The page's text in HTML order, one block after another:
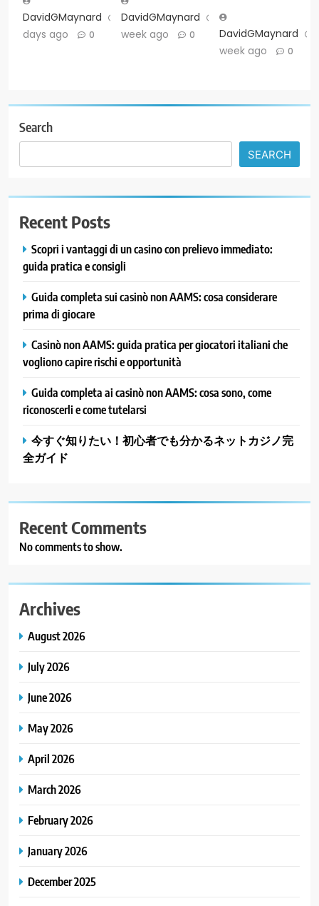
DavidGMaynard
2
days ago
0
DavidGMaynard
1
week ago
0 DavidGMaynard
week ago
0
Search
SEARCH
Recent Posts
Scopri i vantaggi di un casino con prelievo immediato:
guida pratica e consigli
Guida completa sui casinò non AAMS: cosa considerare
prima di giocare
Casinò non AAMS: guida pratica per giocatori italiani che
vogliono capire rischi e opportunità
Guida completa ai casinò non AAMS: cosa sono, come
riconoscerli e come tutelarsi
今すぐ知りたい！初心者でも分かるネットカジノ完
全ガイド
Recent Comments
No comments to show.
Archives
August 2026
July 2026
June 2026
May 2026
April 2026
March 2026
February 2026
January 2026
December 2025